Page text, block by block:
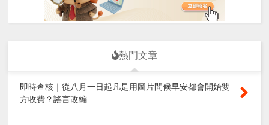
熱門文章
即時查核｜從八月一日起凡是用圖片問候早安都會開始雙
方收費？謠言改編